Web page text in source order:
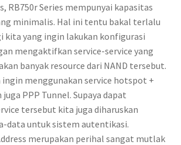
RB750r Series mempunyai kapasitas
minimalis. Hal ini tentu bakal terlalu
kita yang ingin lakukan konfigurasi
mengaktifkan service-service yang
banyak resource dari NAND tersebut.
menggunakan service hotspot +
PPP Tunnel. Supaya dapat
tersebut kita juga diharuskan
data untuk sistem autentikasi.
merupakan perihal sangat mutlak